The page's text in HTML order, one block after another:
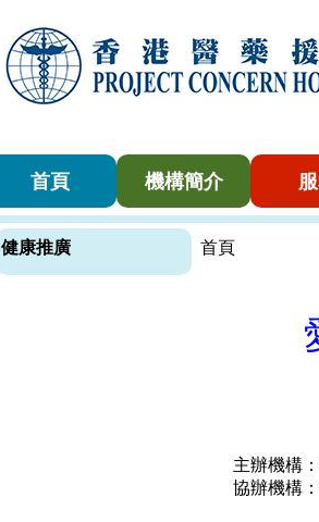
首頁 機構簡介
健康推廣 首頁
主辦機構
協辦機構